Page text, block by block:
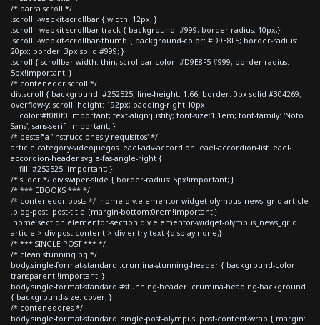
/* barra scroll */
.scroll::-webkit-scrollbar { width: 12px; }
.scroll::-webkit-scrollbar-track { background: #999; border-radius: 10px;}
.scroll::-webkit-scrollbar-thumb { background-color: #D9E8F5; border-radius:
20px; border: 3px solid #999; }
.scroll { scrollbar-width: thin; scrollbar-color: #D9E8F5 #999; border-radius:
5px!important; }
/* contenedor scroll */
div.scroll { background: #252525; line-height: 1.66; border: 0px solid #304269;
overflow-y: scroll; height: 192px; padding-right:10px;
color:#f0f0f0!important; text-align:justify; font-size:1.1em; font-family: 'Noto
Sans', sans-serif !important; }
/* pestaña 'instrucciones y requisitos' */
article.category-videojuegos .eael-adv-accordion .eael-accordion-list .eael-
accordion-header svg.e-fas-angle-right {
fill: #252525 !important; }
/* slider */ div.swiper-slide { border-radius: 5px!important; }
/* *** EBOOKS *** */
/* contenedor posts */ .home div.elementor-widget-olympus_news_grid article
.blog-post .post-title {margin-bottom:0rem!important;}
.home section.elementor-section div.elementor-widget-olympus_news_grid
article > div.post-content > div.entry-text {display:none;}
/* *** SINGLE POST *** */
/* clean stunning bg */
body.single-format-standard .crumina-stunning-header { background-color:
transparent !important; }
body.single-format-standard #stunning-header .crumina-heading-background
{ background-size: cover; }
/* contenedores */
body.single-format-standard .single-post-olympus .post-content-wrap { margin: